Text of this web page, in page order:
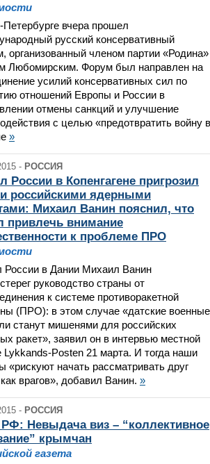
Петербурге вчера прошел
русский консервативный
организованный членом партии «Родина»
Любомирским. Форум был направлен на
усилий консервативных сил по
отношений Европы и России в
отмены санкций и улучшение
с целью «предотвратить войну в
»
- РОССИЯ
России в Копенгагене пригрозил
российскими ядерными
Михаил Ванин пояснил, что
привлечь внимание
к проблеме ПРО
России в Дании Михаил Ванин
руководство страны от
к системе противоракетной
(ПРО): в этом случае «датские военные
станут мишенями для российских
ракет», заявил он в интервью местной
Lykkands-Posten 21 марта. И тогда наши
«рискуют начать рассматривать друг
врагов», добавил Ванин. »
- РОССИЯ
Невыдача виз – “коллективное
крымчан
газета